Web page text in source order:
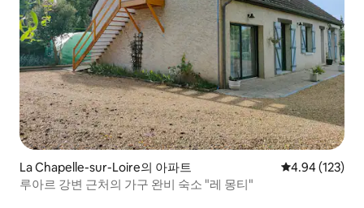
La Chapelle-sur-Loire의 아파트 평점 4.94점(5
4.94 (123)
루아르 강변 근처의 가구 완비 숙소 "레 몽티"